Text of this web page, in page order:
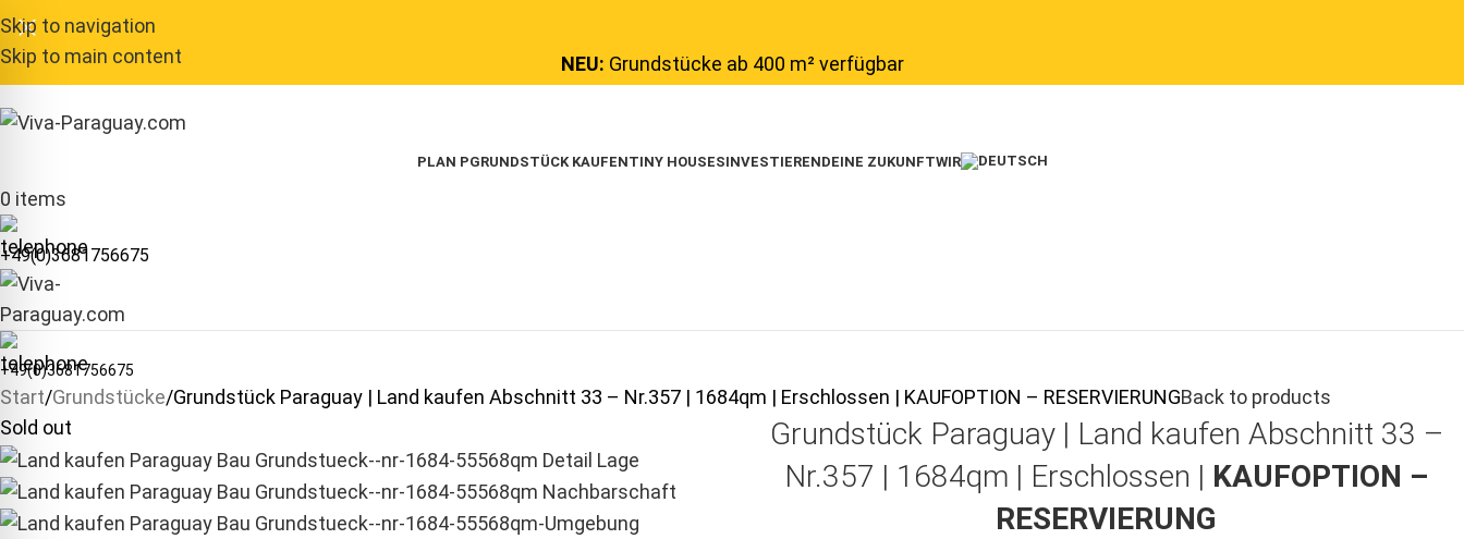
Skip to navigation
Skip to main content
NEU: Grundstücke ab 400 m² verfügbar
PLAN PGRUNDSTÜCK KAUFENTINY HOUSESINVESTIERENDEINE ZUKUNFTWIR
0 items
+49(0)3681756675
+49(0)3681756675
Start Grundstücke Grundstück Paraguay | Land kaufen Abschnitt 33 – Nr.357 | 1684qm | Erschlossen | KAUFOPTION – RESERVIERUNGBack to products
Sold out
Grundstück Paraguay | Land kaufen Abschnitt 33 –
Nr.357 | 1684qm | Erschlossen | KAUFOPTION –
RESERVIERUNG